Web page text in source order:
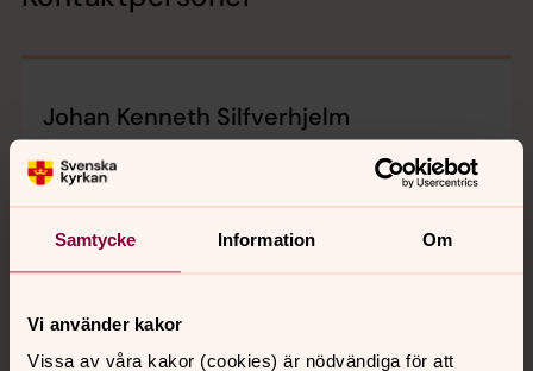
Samtycke Information Om
Vi använder kakor
Vissa av våra kakor (cookies) är nödvändiga för att
Johan Kenneth Silfverhjelm
E-post:johan.silfverhjelm@svenskakyrkan.se
Bilder